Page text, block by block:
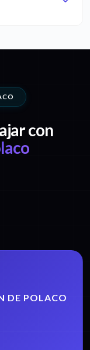
con
DE POLACO